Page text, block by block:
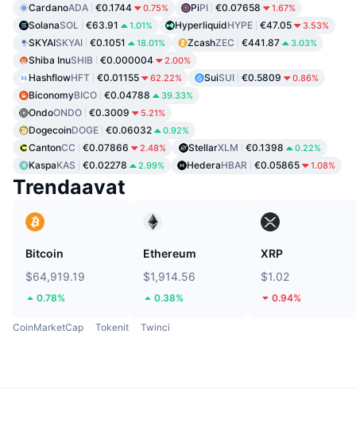
CardanoADA €0.1744 0.75% PiPI €0.07658 1.67%
SolanaSOL €63.91 1.01% HyperliquidHYPE €47.05 3.53%
SKYAISKYAI €0.1051 18.01% ZcashZEC €441.87 3.03%
Shiba InuSHIB €0.000004 2.00%
HashflowHFT €0.01155 62.22% SuiSUI €0.5809 0.86%
BiconomyBICO €0.04788 39.33%
OndoONDO €0.3009 5.21%
DogecoinDOGE €0.06032 0.92%
CantonCC €0.07866 2.48% StellarXLM €0.1398 0.22%
KaspaKAS €0.02278 2.99% HederaHBAR €0.05865 1.08%
Trendaavat
Bitcoin
$64,919.19
0.78%
Ethereum
$1,914.56
0.38%
XRP
$1.02
0.94%
CoinMarketCap Tokenit Twinci